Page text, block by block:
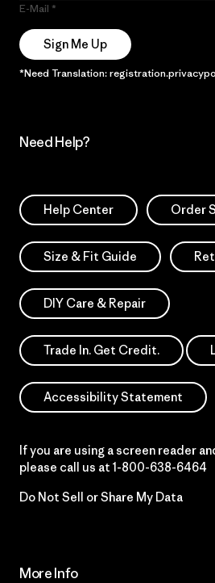
E-Mail
Sign Me Up
*Need Translation:
Need Help?
Help Center Order
Size & Fit Guide
DIY Care & Repair
Trade In. Get Credit.
Accessibility Statement
If you are using a screen reader
please call us at 1-800-638-6464
Do Not Sell or Share My Data
More Info